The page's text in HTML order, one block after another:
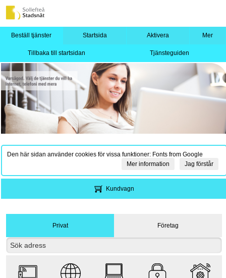
Beställ tjänster Startsida Aktivera Mer
Tillbaka till startsidan Tjänsteguiden
Den här sidan använder cookies för vissa funktioner: Fonts from Google
Jag förstår
Mer information
Kundvagn
Privat Företag